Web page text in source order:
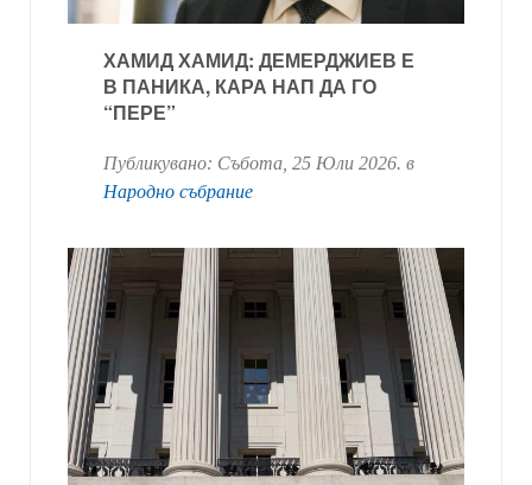
ХАМИД ХАМИД: ДЕМЕРДЖИЕВ Е
В ПАНИКА, КАРА НАП ДА ГО
“ПЕРЕ”
Публикувано: Събота, 25 Юли 2026. в
Народно събрание